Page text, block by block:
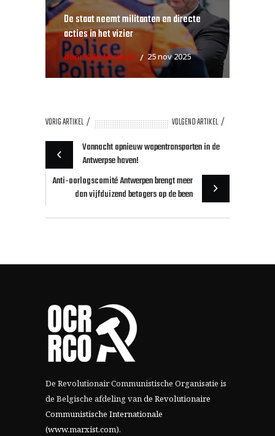
De staat neemt militanten en directe
acties in het vizier
door Kyle Michiels 25 nov 2025
VORIG ARTIKEL
VOLGEND ARTIKEL
Vannacht opnieuw wapentransporten in de
Antwerpse haven!
Anti-oorlogscomité Antwerpen brengt meer
dan vijfduizend betogers op de been
De Revolutionair Communistische Organisatie is
de Belgische afdeling vande Revolutionaire
Communistische Internationale
(www.marxist.com).